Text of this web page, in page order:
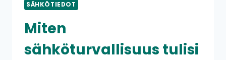
SÄHKÖTIEDOT
Miten
sähköturvallisuus tulisi